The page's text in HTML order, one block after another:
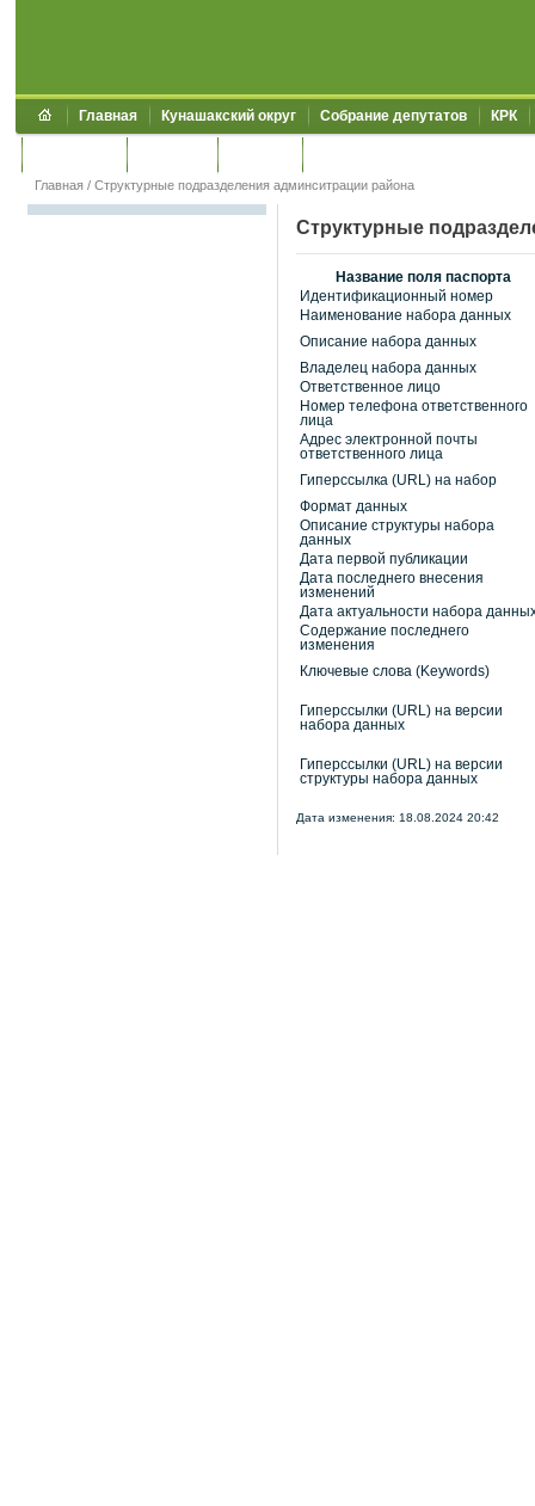
Главная Кунашакский округ Собрание депутатов КРК
Главная / Структурные подразделения админситрации района
Структурные
Название поля паспорта
Идентификационный номер
Наименование набора данных
Описание набора данных
Владелец набора данных
Ответственное лицо
Номер телефона ответственного
лица
Адрес электронной почты
ответственного лица
Гиперссылка (URL) на набор
Формат данных
Описание структуры набора
данных
Дата первой публикации
Дата последнего внесения
изменений
Дата актуальности набора
Содержание последнего
изменения
Ключевые слова (Keywords)
Гиперссылки (URL) на версии
набора данных
Гиперссылки (URL) на версии
структуры набора данных
Дата изменения: 18.08.2024 20:42